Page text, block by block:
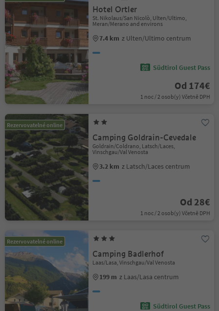
Hotel Ortler
St. Nikolaus/San Nicolò, Ulten/Ultimo,
Meran/Merano and environs
7.4 km z Ulten/Ultimo centrum
Südtirol Guest Pass
Od 174€
1 noc / 2 osob(y) Včetně DPH
Rezervovatelné online
Camping Goldrain-Cevedale
Goldrain/Coldrano, Latsch/Laces,
Vinschgau/Val Venosta
3.2 km z Latsch/Laces centrum
Od 28€
1 noc / 2 osob(y) Včetně DPH
Rezervovatelné online
Camping Badlerhof
Laas/Lasa, Vinschgau/Val Venosta
199 m z Laas/Lasa centrum
Südtirol Guest Pass